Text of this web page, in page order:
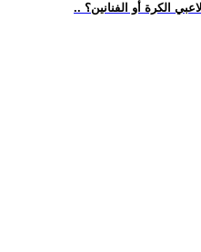
الكرة أو الفنانين؟